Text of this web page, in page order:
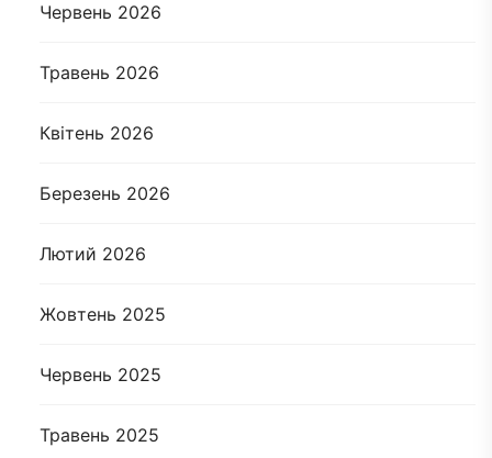
Червень 2026
Травень 2026
Квітень 2026
Березень 2026
Лютий 2026
Жовтень 2025
Червень 2025
Травень 2025